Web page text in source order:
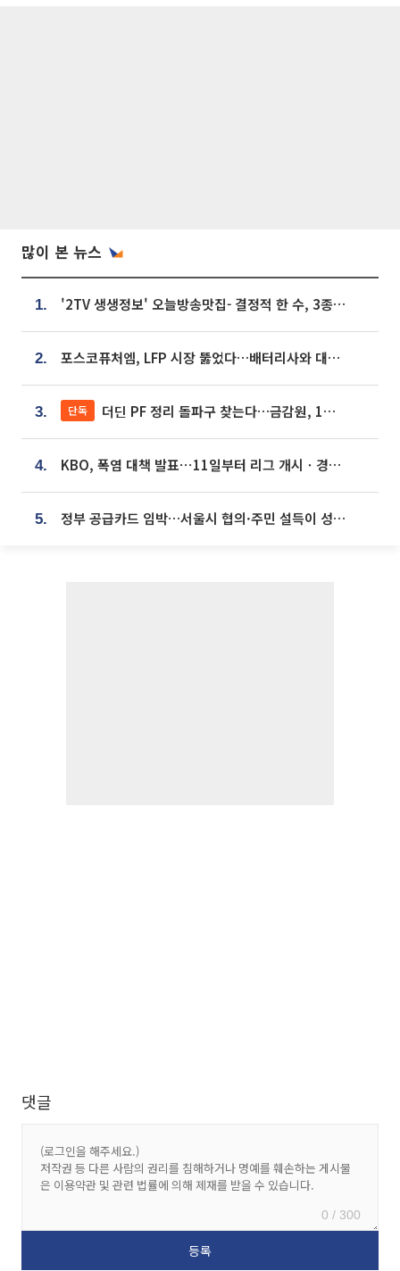
많이 본 뉴스
1. '2TV 생생정보' 오늘방송맛집- 결정적 한 수, 3종 메밀면! 메밀 소바 맛집 '의○○○○'
2. 포스코퓨처엠, LFP 시장 뚫었다…배터리사와 대규모 장기 공급 합의
3. 단독 더딘 PF 정리 돌파구 찾는다…금감원, 1년 반 만에 매각설명회 재개
4. KBO, 폭염 대책 발표⋯11일부터 리그 개시ㆍ경기 오후 7시 시작
5. 정부 공급카드 임박…서울시 협의·주민 설득이 성패 가른다 [부동산 해법 전쟁]
댓글
0 / 300